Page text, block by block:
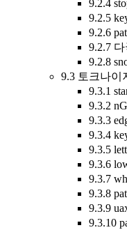
9.2.4
9.2.5
9.2.6
9.2.7
9.2.8
9.3 토크나이
9.3.1
9.3.2
9.3.3
9.3.4
9.3.5
9.3.6
9.3.7
9.3.8
9.3.9
9.3.10